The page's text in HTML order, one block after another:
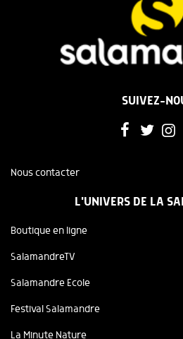
SUIVEZ-
Nous contacter
L'UNIVERS DE LA
Boutique en ligne
SalamandreTV
Salamandre Ecole
Festival Salamandre
La Minute Nature